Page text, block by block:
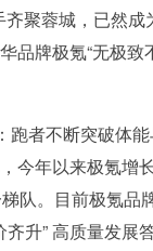
聚蓉城，已然
牌极氪“无极致
跑者不断突破体
今年以来极氪增
队。目前极氪
升” 高质量发